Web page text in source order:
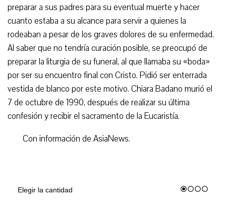
preparar a sus padres para su eventual muerte y hacer
cuanto estaba a su alcance para servir a quienes la
rodeaban a pesar de los graves dolores de su enfermedad.
Al saber que no tendría curación posible, se preocupó de
preparar la liturgia de su funeral, al que llamaba su «boda»
por ser su encuentro final con Cristo. Pidió ser enterrada
vestida de blanco por este motivo. Chiara Badano murió el
7 de octubre de 1990, después de realizar su última
confesión y recibir el sacramento de la Eucaristía.
Con información de AsiaNews.